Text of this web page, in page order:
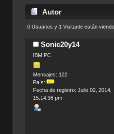
Autor
0 Usuarios y 1 Visitante están
Sonic20y14
IBM PC
Mensajes: 122
País:
Fecha de registro: Julio 02, 2014,
15:14:36 pm